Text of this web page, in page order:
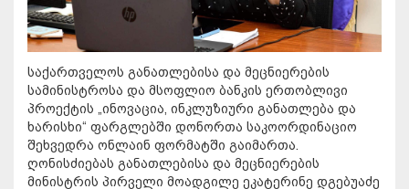
საქართველოს განათლებისა და მეცნიერების
სამინისტროსა და მსოფლიო ბანკის ერთობლივი
პროექტის „ინოვაცია, ინკლუზიური განათლება და
ხარისხი“ ფარგლებში დონორთა საკოორდინაციო
შეხვედრა ონლაინ ფორმატში გაიმართა.
ღონისძიებას განათლებისა და მეცნიერების
მინისტრის პირველი მოადგილე ეკატერინე დგებუაძე